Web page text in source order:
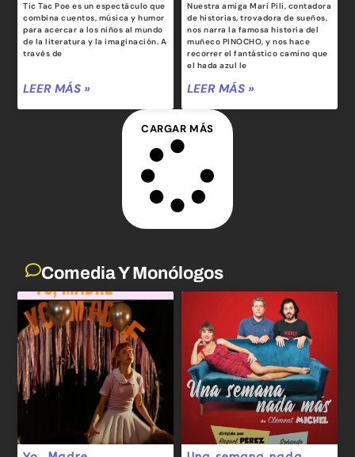
Tic Tac Poe es un espectáculo que
combina cuentos, música y humor
para acercar a los niños al mundo
de la literatura y la imaginación. A
través de
LEER MÁS »
Nuestra amiga Mari Pili, contadora
de historias, trovadora de sueños,
nos narra la famosa historia del
muñeco PINOCHO, y nos hace
recorrer el fantástico camino que
el hada azul le
LEER MÁS »
CARGAR MÁS
Comedia Y Monólogos